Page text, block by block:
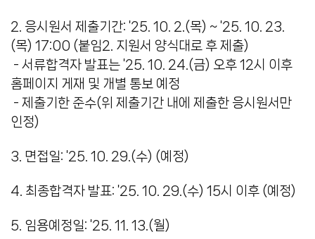
2. 응시원서 제출기간: '25. 10. 2.(목) ~ '25. 10. 23.
(목) 17:00 (붙임2. 지원서 양식대로 후 제출)
- 서류합격자 발표는 '25. 10. 24.(금) 오후 12시 이후
홈페이지 게재 및 개별 통보 예정
- 제출기한 준수(위 제출기간 내에 제출한 응시원서만
인정)
3. 면접일: '25. 10. 29.(수) (예정)
4. 최종합격자 발표: '25. 10. 29.(수) 15시 이후 (예정)
5. 임용예정일: '25. 11. 13.(월)